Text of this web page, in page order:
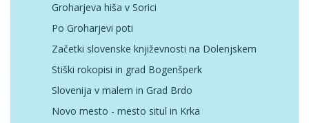
Groharjeva hiša v Sorici
Po Groharjevi poti
Začetki slovenske književnosti na Dolenjskem
Stiški rokopisi in grad Bogenšperk
Slovenija v malem in Grad Brdo
Novo mesto - mesto situl in Krka